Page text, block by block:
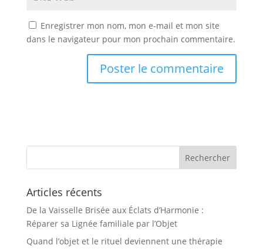
Enregistrer mon nom, mon e-mail et mon site
dans le navigateur pour mon prochain commentaire.
Articles récents
De la Vaisselle Brisée aux Éclats d’Harmonie :
Réparer sa Lignée familiale par l’Objet
Quand l’objet et le rituel deviennent une thérapie